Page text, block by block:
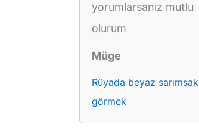
yorumlarsanız mutlu
olurum
Müge
Rüyada beyaz sarımsak
görmek